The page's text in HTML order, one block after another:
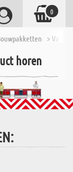
> Van 7
horen
0